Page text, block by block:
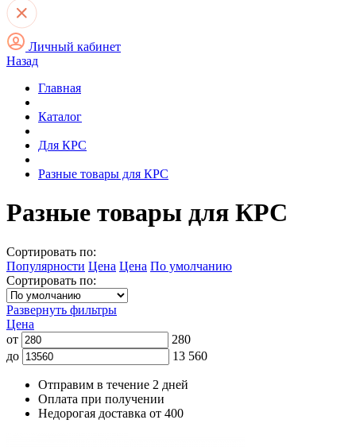
Личный кабинет
Назад
Главная
Каталог
Для КРС
Разные товары для КРС
Разные товары для КРС
Сортировать по:
Популярности Цена Цена По умолчанию
Сортировать по:
Развернуть фильтры
Цена
от
280
до
13 560
Отправим в течение 2 дней
Оплата при получении
Недорогая доставка от 400